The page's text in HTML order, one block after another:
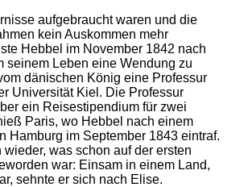
aufgebraucht waren und die
kein Auskommen mehr
Hebbel im November 1842 nach
seinem Leben eine Wendung zu
dänischen König eine Professur
Universität Kiel. Die Professur
ein Reisestipendium für zwei
Paris, wo Hebbel nach einem
Hamburg im September 1843 eintraf.
was schon auf der ersten
war: Einsam in einem Land,
sehnte er sich nach Elise.